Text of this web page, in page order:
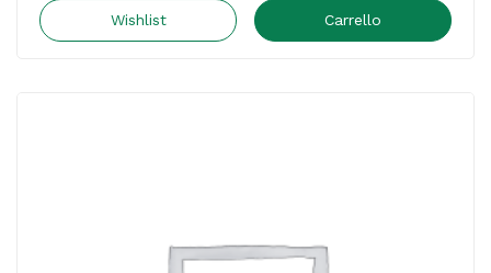
-
CUB02
Wishlist Carrello